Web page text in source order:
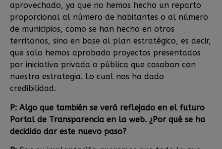
aprovechado, ya que no hemos hecho un reparto
proporcional al número de habitantes o al número
de municipios, como se han hecho en otros
territorios, sino en base al plan estratégico, es decir,
que solo hemos aprobado proyectos presentados
por iniciativa privada o pública que casaban con
nuestra estrategia. Lo cual nos ha dado
credibilidad.
P: Algo que también se verá reflejado en el futuro
Portal de Transparencia en la web. ¿Por qué se ha
decidido dar este nuevo paso?